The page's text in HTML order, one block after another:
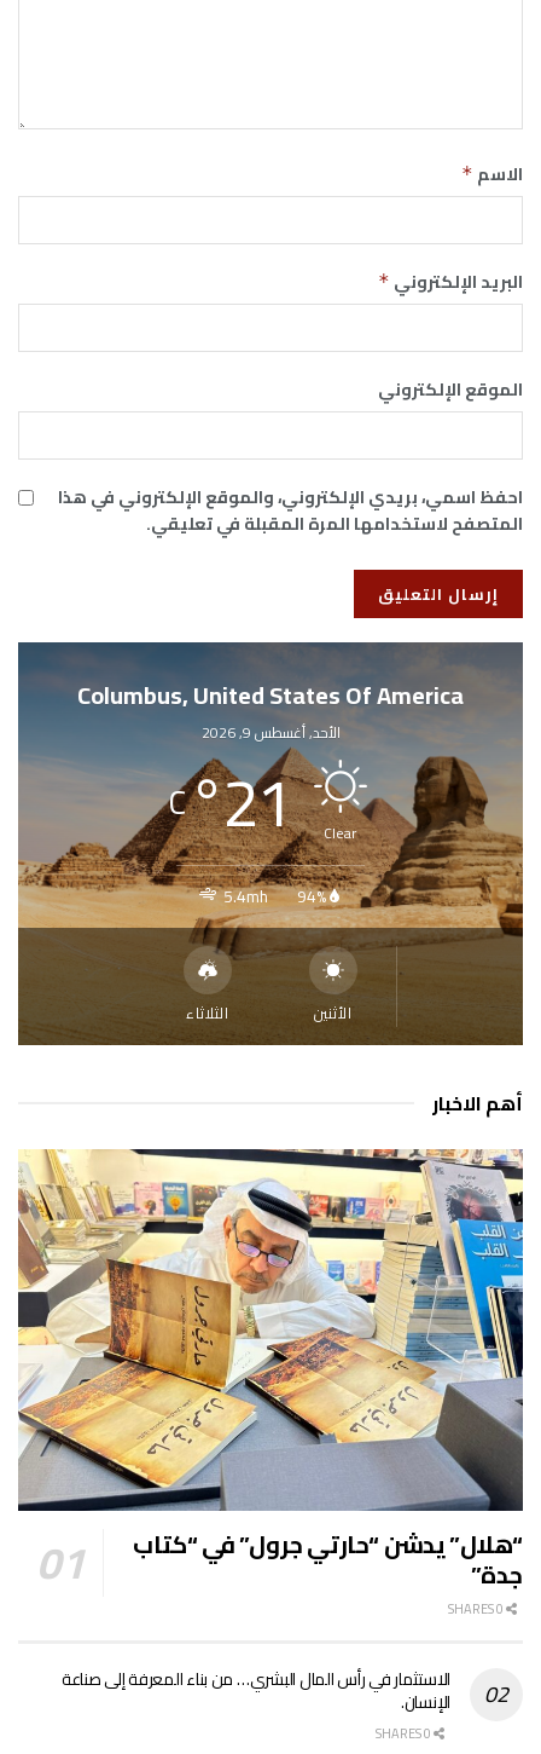
الاسم *
البريد الإلكتروني *
الموقع الإلكتروني
احفظ اسمي، بريدي الإلكتروني، والموقع الإلكتروني في هذا
المتصفح لاستخدامها المرة المقبلة في تعليقي.
Columbus, United States Of America
الأحد, أغسطس 9, 2026
Clear
21
°
C
94%
5.4mh
الأثنين الثلاثاء
أهم الاخبار
“هلال” يدشن “حارتي جرول” في “كتاب
جدة”
الاستثمار في رأس المال البشري… من بناء المعرفة إلى صناعة
الإنسان.